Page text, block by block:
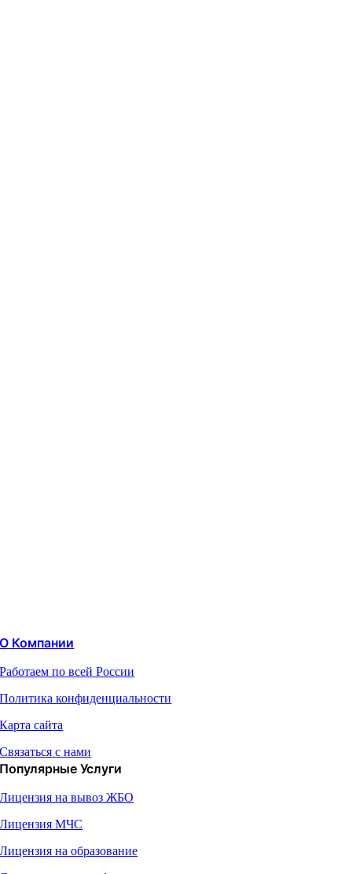
О Компании
Работаем по всей России
Политика конфиденциальности
Карта сайта
Связаться с нами
Популярные Услуги
Лицензия на вывоз ЖБО
Лицензия МЧС
Лицензия на образование